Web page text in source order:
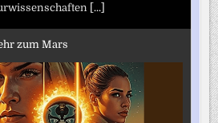
[...]
zum Mars